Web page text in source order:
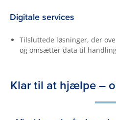
Digitale services
Tilsluttede løsninger, der
og omsætter data til
Klar til at hjælpe –